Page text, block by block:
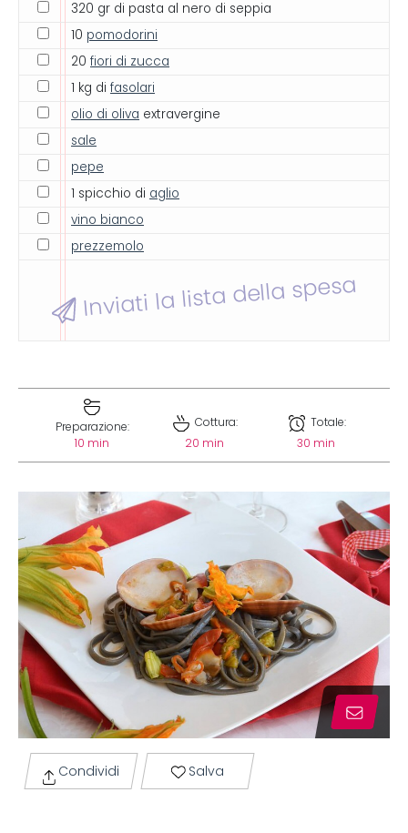
320 gr di pasta al nero di seppia
10 pomodorini
20 fiori di zucca
1 kg di fasolari
olio di oliva extravergine
sale
pepe
1 spicchio di aglio
vino bianco
prezzemolo
Inviati la lista della spesa
Preparazione:
10 min
Cottura:
20 min
Totale:
30 min
Condividi Salva